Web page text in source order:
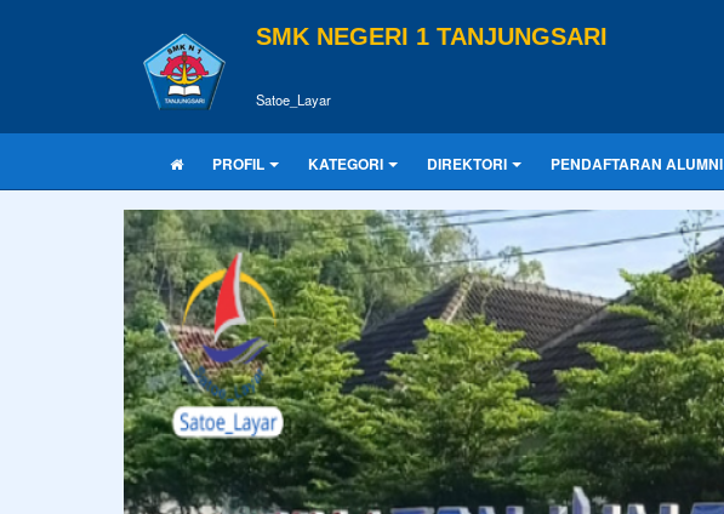
SMK NEGERI 1 TANJUNGSARI
Satoe_Layar
PROFIL KATEGORI DIREKTORI PENDAFTARAN ALUMNI